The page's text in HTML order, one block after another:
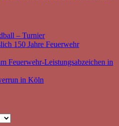
– Turnier
150 Jahre Feuerwehr
Feuerwehr-Leistungsabzeichen in
in Köln